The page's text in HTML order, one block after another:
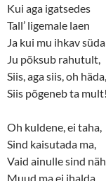
Kui aga igatsedes
Tall’ ligemale laen
Ja kui mu ihkav süda
Ju põksub rahutult,
Siis, aga siis, oh häda,
Siis põgeneb ta mult!
Oh kuldene, ei taha,
Sind kaisutada ma,
Vaid ainulle sind
Muud ma ei ihalda.